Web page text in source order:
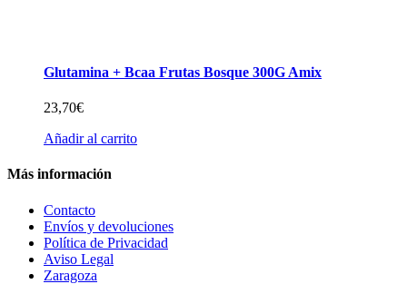
Glutamina + Bcaa Frutas Bosque 300G Amix
23,70€
Añadir al carrito
Más información
Contacto
Envíos y devoluciones
Política de Privacidad
Aviso Legal
Zaragoza